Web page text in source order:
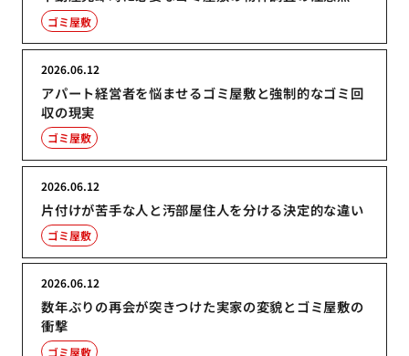
ゴミ屋敷
アパート経営者を悩ませるゴミ屋敷と強制的なゴミ回
収の現実
2026.06.12
ゴミ屋敷
片付けが苦手な人と汚部屋住人を分ける決定的な違い
2026.06.12
ゴミ屋敷
数年ぶりの再会が突きつけた実家の変貌とゴミ屋敷の
衝撃
2026.06.12
ゴミ屋敷